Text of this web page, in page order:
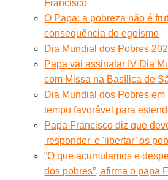
Francisco
O Papa: a pobreza não é
consequência do egoísmo
Dia Mundial dos Pobres
Papa vai assinalar IV Dia
com Missa na Basílica de
Dia Mundial dos Pobres
tempo favorável para
Papa Francisco diz que
'responder' e 'libertar’ os
“O que acumulamos e
dos pobres”, afirma o papa